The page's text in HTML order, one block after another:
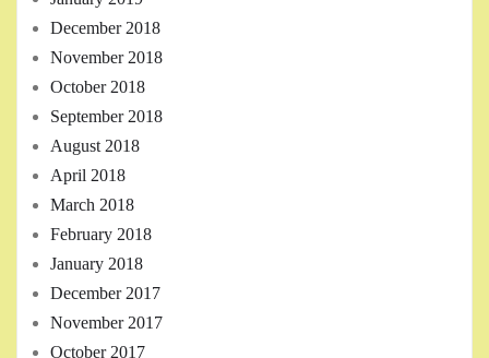
December 2018
November 2018
October 2018
September 2018
August 2018
April 2018
March 2018
February 2018
January 2018
December 2017
November 2017
October 2017